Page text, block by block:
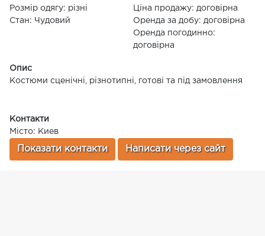
Розмір одягу: різні
Стан: Чудовий
Ціна продажу: договірна
Оренда за добу: договірна
Оренда погодинно:
договірна
Опис
Костюми сценічні, різнотипні, готові та під замовлення
Контакти
Місто: Киев
Показати контакти Написати через сайт